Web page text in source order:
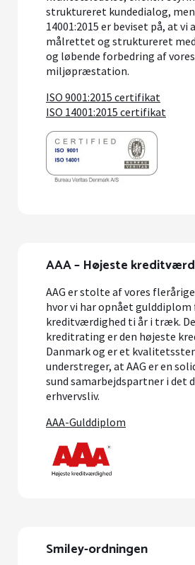
struktureret kundedialog,
14001:2015 er beviset på, at vi
målrettet og struktureret
og løbende forbedring af vores
miljøpræstation.
ISO 9001:2015 certifikat
ISO 14001:2015 certifikat
AAA – Højeste
AAG er stolte af vores
hvor vi har opnået
kreditværdighed ti år i træk.
kreditrating er den højeste
Danmark og er et
understreger, at AAG er en
sund samarbejdspartner i det
erhvervsliv.
AAA-Gulddiplom
Smiley-ordningen